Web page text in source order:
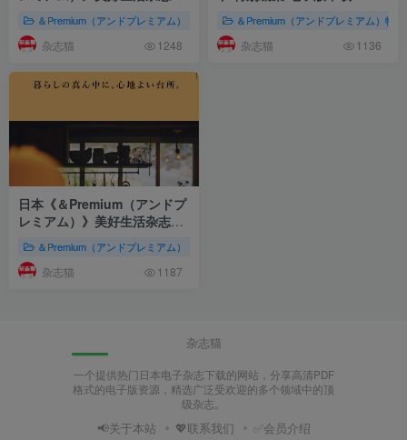
PDF电子版【2025年·全年订
阅】＆Premium（アンドプレミアム） 株式会社マガジンハウス（Magazine
杂志猫 1248
＆Premium（アンドプレミアム）特
杂志猫 1136
日本《＆Premium（アンドプ
レミアム）》美好生活杂志
【2024年·全年订
阅】＆Premium（アンドプレミアム）
杂志猫 1187
杂志猫
一个提供热门日本电子杂志下载的网站，分享高清PDF
格式的电子版资源，精选广泛受欢迎的多个领域中的顶
级杂志。
📢关于本站 💖联系我们 ✅会员介绍